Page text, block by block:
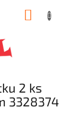
2 ks
3328374